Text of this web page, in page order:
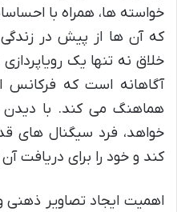
خواسته ها، همراه با
که آن ها از پیش در
خلاق نه تنها یک
آگاهانه است که فرکانس
هماهنگ می کند. با دیدن
خواهد، فرد سیگنال های
کند و خود را برای دریافت
اهمیت ایجاد تصاویر ذهنی